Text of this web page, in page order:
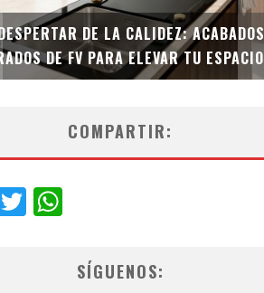
DE LA CALIDEZ: ACABADOS
DE FV PARA ELEVAR TU ESPACIO
COMPARTIR:
Twitter
SÍGUENOS: